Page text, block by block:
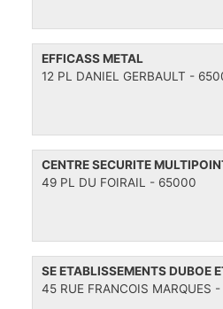
EFFICASS METAL
12 PL DANIEL GERBAULT -
CENTRE SECURITE
49 PL DU FOIRAIL - 65000
SE ETABLISSEMENTS DUBOE
45 RUE FRANCOIS MARQUES